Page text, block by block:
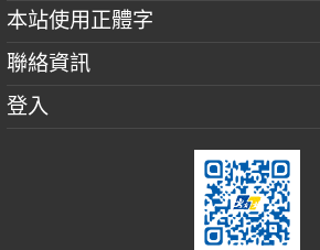
本站使用正體字
聯絡資訊
登入